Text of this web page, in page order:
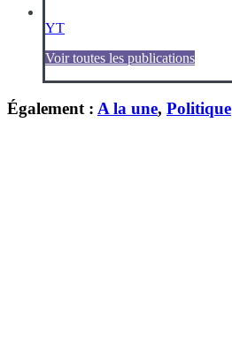
YT
Voir toutes les publications
Également : A la une, Politique